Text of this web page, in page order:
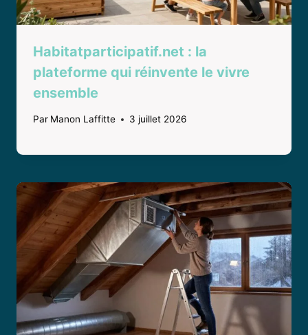
Habitatparticipatif.net : la
plateforme qui réinvente le vivre
ensemble
Par Manon Laffitte 3 juillet 2026